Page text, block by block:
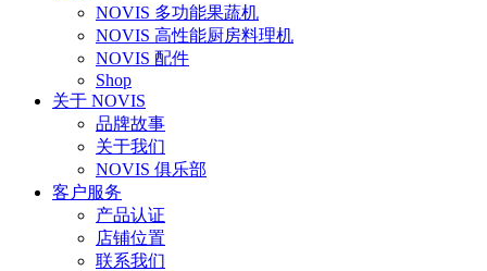
NOVIS 多功能果蔬机
NOVIS 高性能厨房料理机
NOVIS 配件
Shop
关于 NOVIS
品牌故事
关于我们
NOVIS 俱乐部
客户服务
产品认证
店铺位置
联系我们